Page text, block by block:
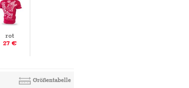
rot
27 €
Größentabelle